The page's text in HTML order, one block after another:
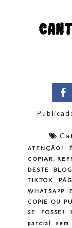
ATENÇÃO!
COPIAR,
DESTE
TIKTOK,
WHATSAPP
COPIE OU
SE
parcial